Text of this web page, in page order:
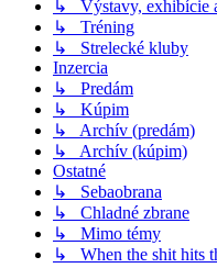
↳ Výstavy, exhibície
↳ Tréning
↳ Strelecké kluby
Inzercia
↳ Predám
↳ Kúpim
↳ Archív (predám)
↳ Archív (kúpim)
Ostatné
↳ Sebaobrana
↳ Chladné zbrane
↳ Mimo témy
↳ When the shit hits